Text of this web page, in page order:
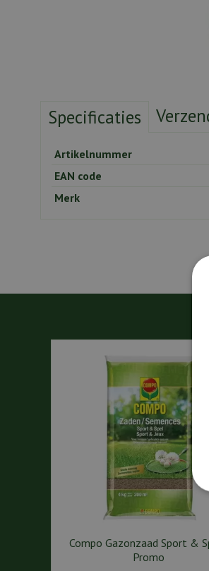
Specificaties
Artikelnummer
EAN code
Merk
Compo Gazonzaad Sport &
Promo